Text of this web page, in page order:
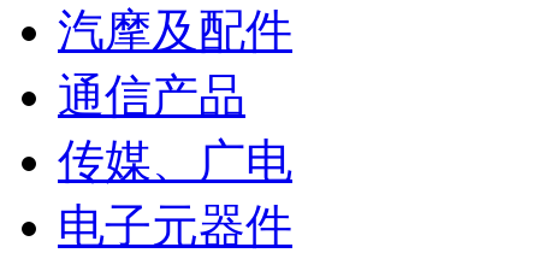
汽摩及配件
通信产品
传媒、广电
电子元器件